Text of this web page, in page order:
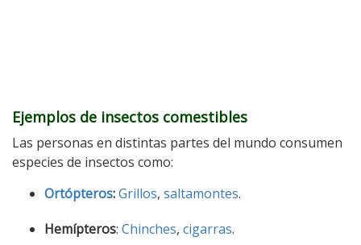
Ejemplos de insectos comestibles
Las personas en distintas partes del mundo consumen
especies de insectos como:
Ortópteros:Grillos, saltamontes.
Hemípteros: Chinches, cigarras.